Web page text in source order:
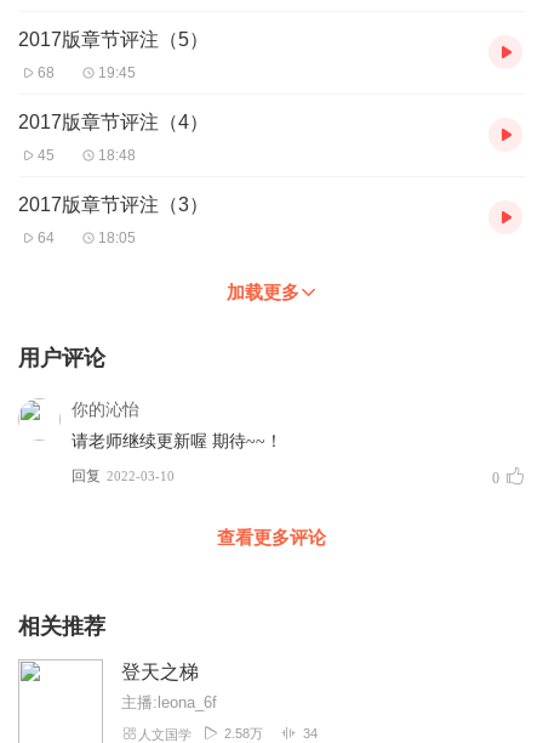
2017版章节评注（5）
68 19:45
2017版章节评注（4）
45 18:48
2017版章节评注（3）
64 18:05
加载更多
用户评论
你的沁怡
请老师继续更新喔 期待~~！
回复 2022-03-10 0
查看更多评论
相关推荐
登天之梯
主播:leona_6f
人文国学 2.58万 34